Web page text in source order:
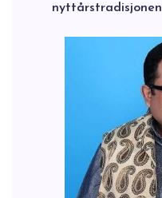
nyttårstradisjonen